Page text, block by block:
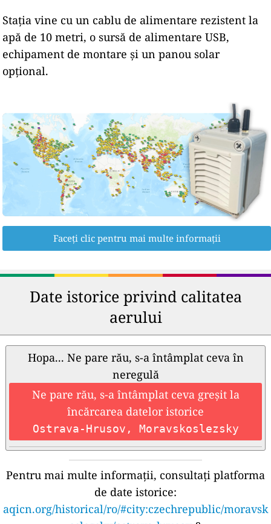
Stația vine cu un cablu de alimentare rezistent la
apă de 10 metri, o sursă de alimentare USB,
echipament de montare și un panou solar
opțional.
Faceți clic pentru mai multe informații
Date istorice privind calitatea
aerului
Hopa... Ne pare rău, s-a întâmplat ceva în
neregulă
Ne pare rău, s-a întâmplat ceva greșit la
încărcarea datelor istorice
Ostrava-Hrusov, Moravskoslezsky
Pentru mai multe informații, consultați platforma
de date istorice:
aqicn.org/historical/ro/#city:czechrepublic/moravsk